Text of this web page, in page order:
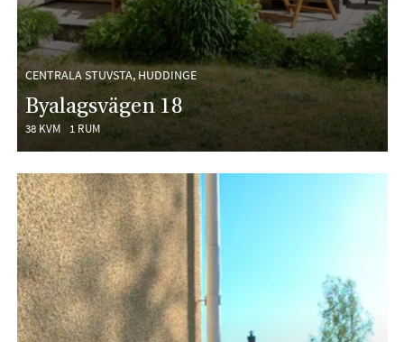
CENTRALA STUVSTA, HUDDINGE
Byalagsvägen 18
38 KVM 1 RUM